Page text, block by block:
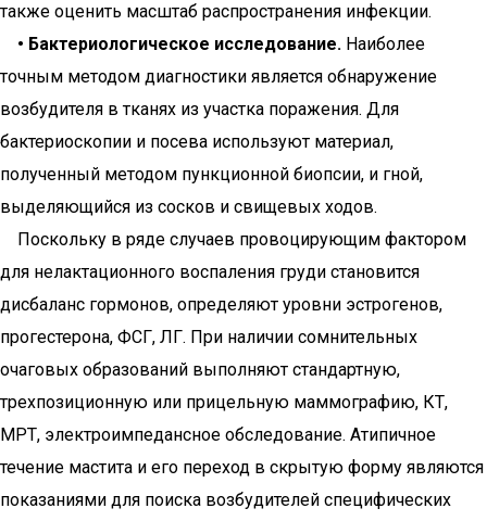
также оценить масштаб распространения инфекции.
• Бактериологическое исследование. Наиболее
точным методом диагностики является обнаружение
возбудителя в тканях из участка поражения. Для
бактериоскопии и посева используют материал,
полученный методом пункционной биопсии, и гной,
выделяющийся из сосков и свищевых ходов.
Поскольку в ряде случаев провоцирующим фактором
для нелактационного воспаления груди становится
дисбаланс гормонов, определяют уровни эстрогенов,
прогестерона, ФСГ, ЛГ. При наличии сомнительных
очаговых образований выполняют стандартную,
трехпозиционную или прицельную маммографию, КТ,
МРТ, электроимпедансное обследование. Атипичное
течение мастита и его переход в скрытую форму являются
показаниями для поиска возбудителей специфических